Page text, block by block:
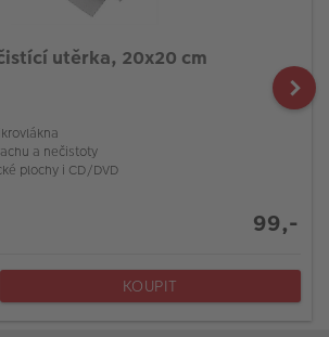
utěrka, 20x20 cm
a nečistoty
plochy i CD/DVD
99,-
KOUPIT